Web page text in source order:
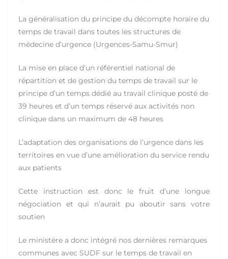
La généralisation du principe du décompte horaire du
temps de travail dans toutes les structures de
médecine d’urgence (Urgences-Samu-Smur)
La mise en place d’un référentiel national de
répartition et de gestion du temps de travail sur le
principe d’un temps dédié au travail clinique posté de
39 heures et d’un temps réservé aux activités non
clinique dans un maximum de 48 heures
L’adaptation des organisations de l’urgence dans les
territoires en vue d’une amélioration du service rendu
aux patients
Cette instruction est donc le fruit d’une longue
négociation et qui n’aurait pu aboutir sans votre
soutien
Le ministère a donc intégré nos dernières remarques
communes avec SUDF sur le temps de travail en